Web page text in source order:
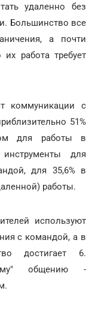
удаленно без
Большинство все
а почти
работа требует
коммуникации с
51%
для работы в
для
для 35,6% в
работы.
используют
с командой, а в
достигает 6.
общению -